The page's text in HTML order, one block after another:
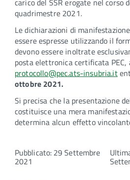
carico del SSR erogate nel corso
quadrimestre 2021.
Le dichiarazioni di
essere espresse utilizzando il
devono essere inoltrate
posta elettronica certificata PEC,
protocollo@pec.ats-insubria.it
ottobre 2021.
Si precisa che la presentazione
costituisce una mera
determina alcun effetto
Pubblicato: 29 Settembre
2021